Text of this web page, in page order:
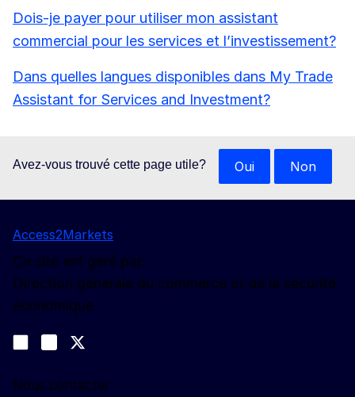
Dois-je payer pour utiliser mon assistant
commercial pour les services et l’investissement?
Dans quelles langues disponibles dans My Trade
Assistant for Services and Investment?
Avez-vous trouvé cette page utile? Oui Non
Access2Markets
Ce site est géré par:
Direction générale du commerce et de la sécurité
économique
Join us on LinkedIn
Trade-Off podcast
Nous contacter